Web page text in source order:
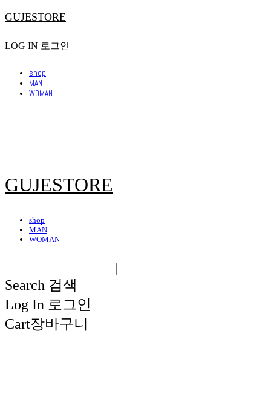
GUJESTORE
LOG IN 로그인
shop
MAN
WOMAN
GUJESTORE
shop
MAN
WOMAN
Search 검색
Log In 로그인
Cart장바구니